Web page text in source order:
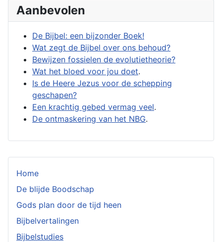
Home
De blijde Boodschap
Gods plan door de tijd heen
Bijbelvertalingen
Bijbelstudies
Aanbevolen
De Bijbel: een bijzonder Boek!
Wat zegt de Bijbel over ons behoud?
Bewijzen fossielen de evolutietheorie?
Wat het bloed voor jou doet.
Is de Heere Jezus voor de schepping
geschapen?
Een krachtig gebed vermag veel.
De ontmaskering van het NBG.